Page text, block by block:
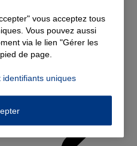
vous acceptez tous
Vous pouvez aussi
via le lien "Gérer les
de page.
uniques